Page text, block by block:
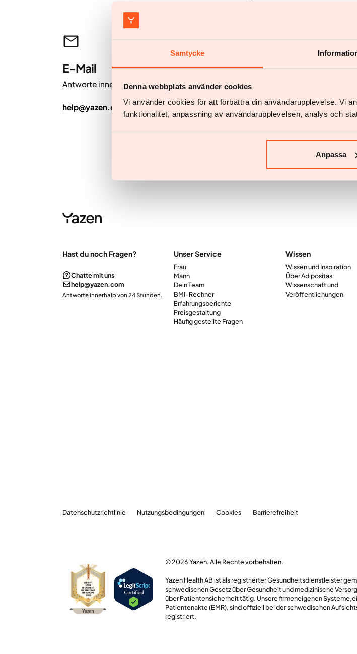
Samtycke
Denna webbplats använder cookies
Vi använder cookies för att förbättra din användarupplevelse. Vi
funktionalitet, anpassning av användarupplevelsen, analys och
Anpassa
E-Mail
Antworte innerhalb von 24 Stunden.
help@yazen.com
Hast du noch Fragen?
Chatte mit uns
help@yazen.com
Antworte innerhalb von 24 Stunden.
Unser Service
Frau
Mann
Dein Team
BMI-Rechner
Erfahrungsberichte
Preisgestaltung
Häufig gestellte Fragen
Wissen
Wissen und Inspiration
Über Adipositas
Wissenschaft und
Veröffentlichungen
Datenschutzrichtlinie Nutzungsbedingungen Cookies Barrierefreiheit
© 2026 Yazen. Alle Rechte vorbehalten.
Yazen Health AB ist als registrierter Gesundheitsdienstleister
schwedischen Gesetz über Gesundheit und medizinische
über Patientensicherheit tätig. Unsere firmeneigenen
Patientenakte (EMR), sind offiziell bei der schwedischen
registriert.